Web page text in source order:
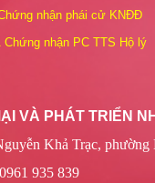
nhận phái cử KNĐĐ
Chứng nhận PC TTS Hộ lý
VÀ PHÁT TRIỂN
Khả Trạc,
0961 935 839